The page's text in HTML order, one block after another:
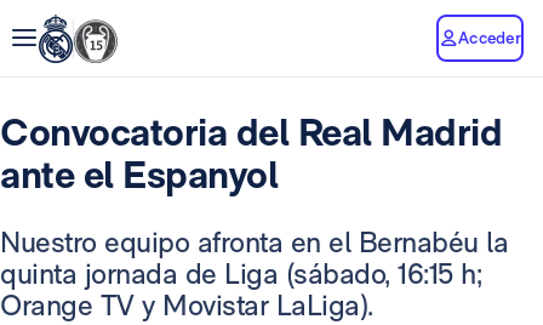
Acceder
Convocatoria del Real Madrid
ante el Espanyol
Nuestro equipo afronta en el Bernabéu la
quinta jornada de Liga (sábado, 16:15 h;
Orange TV y Movistar LaLiga).